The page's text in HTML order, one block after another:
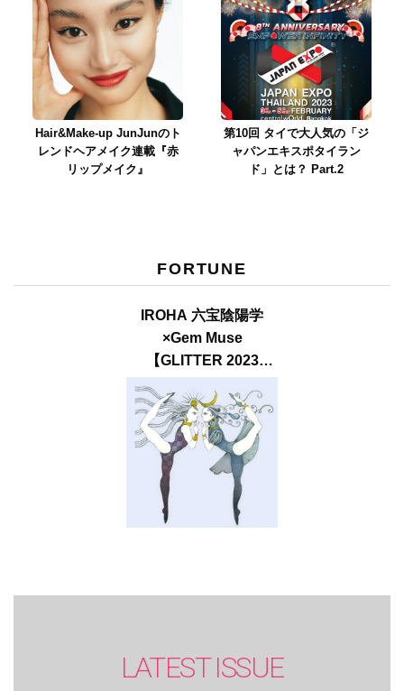
Hair&Make-up JunJunのト
レンドヘアメイク連載『赤
リップメイク』
第10回 タイで大人気の「ジ
ャパンエキスポタイラン
ド」とは？ Part.2
FORTUNE
IROHA 六宝陰陽学
×Gem Muse
【GLITTER 2023
SUMMER issue】
LATEST ISSUE